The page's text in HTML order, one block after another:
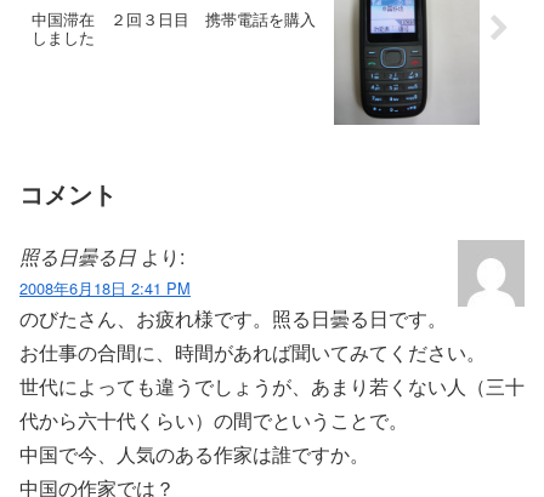
中国滞在 ２回３日目 携帯電話を購入
しました
コメント
照る日曇る日 より:
2008年6月18日 2:41 PM
のびたさん、お疲れ様です。照る日曇る日です。
お仕事の合間に、時間があれば聞いてみてください。
世代によっても違うでしょうが、あまり若くない人（三十
代から六十代くらい）の間でということで。
中国で今、人気のある作家は誰ですか。
中国の作家では？